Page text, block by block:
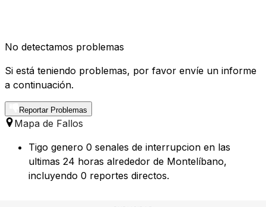
No detectamos problemas
Si está teniendo problemas, por favor envíe un informe
a continuación.
Reportar Problemas
Mapa de Fallos
Tigo genero 0 senales de interrupcion en las
ultimas 24 horas alrededor de Montelíbano,
incluyendo 0 reportes directos.